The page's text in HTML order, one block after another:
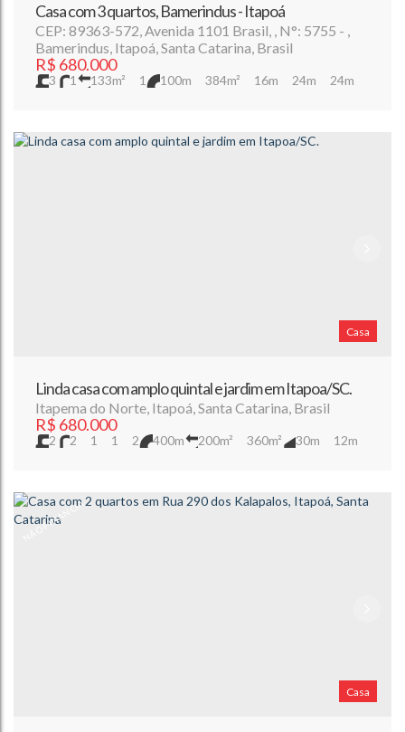
Casa com 3 quartos, Bamerindus - Itapoá
R$ 680.000
CEP: 89363-572,Avenida 1101 Brasil , N°: 5755
,
Bamerindus, Itapoá,Santa Catarina, Brasil
3 1 133m² 1 100m 384m² 16m 24m 24m
Casa
Linda casa com amplo quintal e jardim em Itapoa/SC.
R$ 680.000
Itapema do Norte, Itapoá,Santa Catarina, Brasil
2 2 1 1 2 400m 200m² 360m² 30m
12m
NÃO FINANCIA
Casa